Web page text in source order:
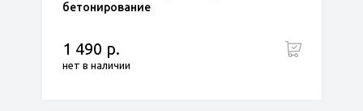
бетонирование
1 490 р.
нет в наличии